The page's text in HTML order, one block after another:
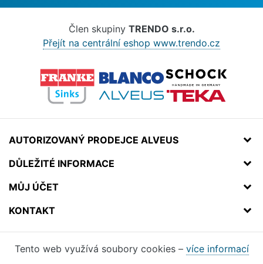
Člen skupiny TRENDO s.r.o.
Přejít na centrální eshop www.trendo.cz
AUTORIZOVANÝ PRODEJCE ALVEUS
DŮLEŽITÉ INFORMACE
MŮJ ÚČET
KONTAKT
Tento web využívá soubory cookies – více informací